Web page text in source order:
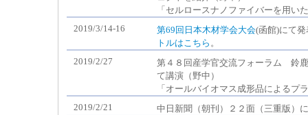
「セルロースナノファイバーを用い
2019/3/14-16
第69回日本木材学会大会(函館)にて
トルはこちら 。
2019/2/27
第４８回産学官交流フォーラム 鈴
て講演（野中）
「オールバイオマス成形品によるプ
2019/2/21
中日新聞（朝刊）２２面（三重版）